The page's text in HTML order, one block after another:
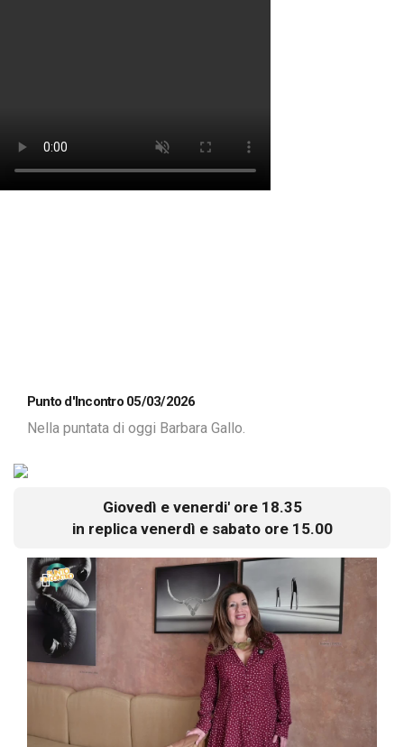
Punto d'Incontro 05/03/2026
Nella puntata di oggi Barbara Gallo.
Giovedì e venerdi' ore 18.35
in replica venerdì e sabato ore 15.00